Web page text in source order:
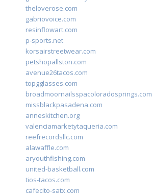
theloverose.com
gabriovoice.com
resinflowart.com
p-sports.net
korsairstreetwear.com
petshopallston.com
avenue26tacos.com
topgglasses.com
broadmoornailsspacoloradosprings.com
missblackpasadena.com
anneskitchen.org
valenciamarketytaqueria.com
reefrecordsllc.com
alawaffle.com
aryouthfishing.com
united-basketball.com
tios-tacos.com
cafecito-satx.com